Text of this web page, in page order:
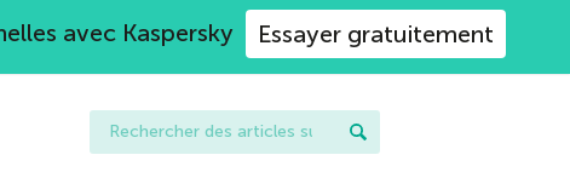
avec Kaspersky Essayer gratuitement